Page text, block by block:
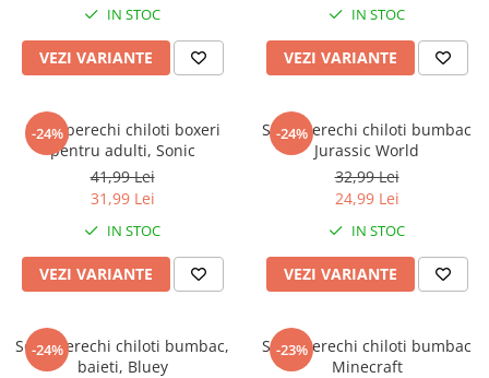
IN STOC
VEZI VARIANTE
IN STOC
VEZI VARIANTE
-24%
Set 2 perechi chiloti boxeri
pentru adulti, Sonic
41,99 Lei
31,99 Lei
IN STOC
VEZI VARIANTE
-24%
Set 3 perechi chiloti bumbac
Jurassic World
32,99 Lei
24,99 Lei
IN STOC
VEZI VARIANTE
-24%
Set 3 perechi chiloti bumbac,
baieti, Bluey
-23%
Set 3 perechi chiloti bumbac
Minecraft